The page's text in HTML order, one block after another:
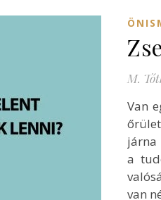
M.
Van
járna
a
van